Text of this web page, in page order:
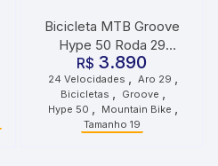
Bicicleta MTB Groove
Hype 50 Roda 29
Tamanho 19 24
Velocidades Verde Preto
R$ 3.890
24 Velocidades , Aro 29 ,
Bicicletas , Groove ,
Hype 50 , Mountain Bike ,
Tamanho 19